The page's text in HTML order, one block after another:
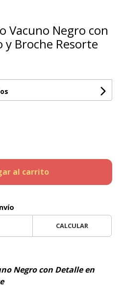
Vacuno Negro con
y Broche Resorte
al carrito
CALCULAR
Negro con Detalle en